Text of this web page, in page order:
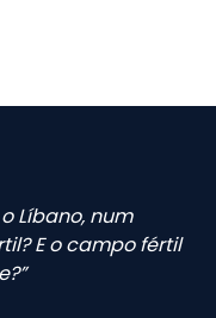
Líbano, num
E o campo fértil